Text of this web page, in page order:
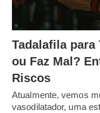
Tadalafila para
ou Faz Mal?
Riscos
Atualmente, vemos
vasodilatador, uma